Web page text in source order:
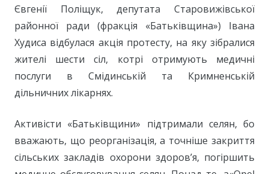
Євгенії Поліщук, депутата Старовижівської
районної ради (фракція «Батьківщина») Івана
Худиса відбулася акція протесту, на яку зібралися
жителі шести сіл, котрі отримують медичні
послуги в Смідинській та Кримненській
дільничних лікарнях.
Активісти «Батьківщини» підтримали селян, бо
вважають, що реорганізація, а точніше закриття
сільських закладів охорони здоров’я, погіршить